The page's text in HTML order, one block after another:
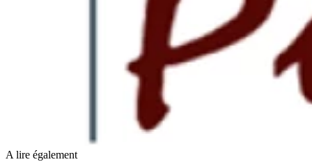
A lire également